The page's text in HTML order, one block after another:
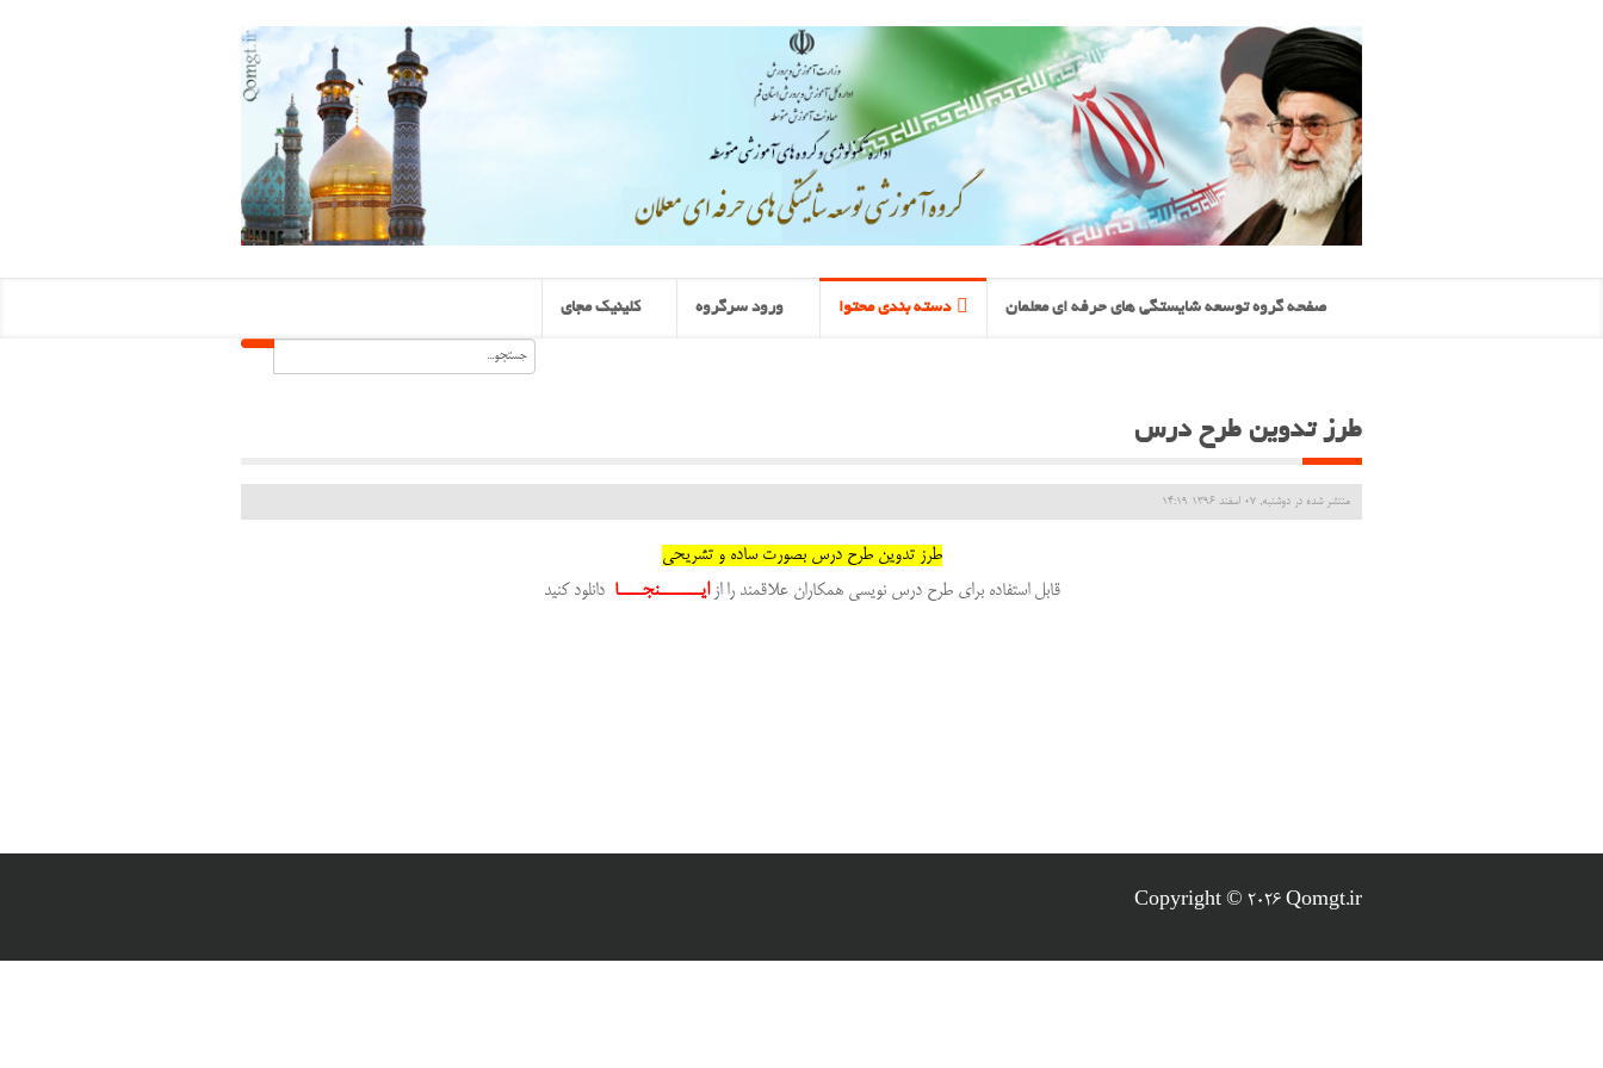
صفحه گروه توسعه شایستگی های حرفه ای معلمان دسته بندی محتوا ورود سرگروه کلینیک مجای
طرز تدوین طرح درس
منتشر شده در دوشنبه, 07 اسفند 1396 14:19
طرز تدوین طرح درس بصورت ساده و تشریحی
قابل استفاده برای طرح درس نویسی همکاران علاقمند را ازایـــــــنجــــا دانلود کنید
Copyright © 2026 Qomgt.ir